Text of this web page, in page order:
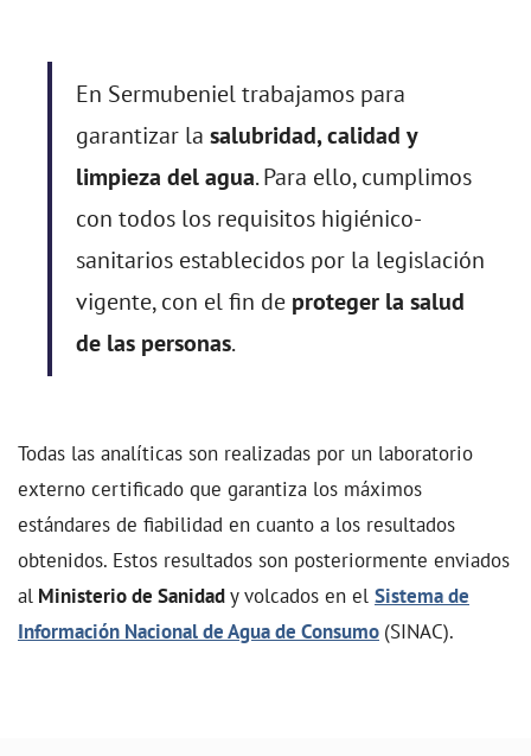
En Sermubeniel trabajamos para
garantizar la salubridad, calidad y
limpieza del agua. Para ello, cumplimos
con todos los requisitos higiénico-
sanitarios establecidos por la legislación
vigente, con el fin de proteger la salud
de las personas.
Todas las analíticas son realizadas por un laboratorio
externo certificado que garantiza los máximos
estándares de fiabilidad en cuanto a los resultados
obtenidos. Estos resultados son posteriormente enviados
al Ministerio de Sanidady volcados en el Sistema de
Información Nacional de Agua de Consumo (SINAC).